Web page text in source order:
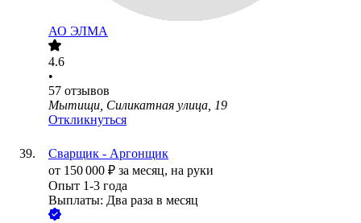
АО ЭЛМА
4.6
•
57 отзывов
Мытищи, Силикатная улица, 19
Откликнуться
Сварщик - Аргонщик
от 150 000 ₽ за месяц, на руки
Опыт 1-3 года
Выплаты: Два раза в месяц